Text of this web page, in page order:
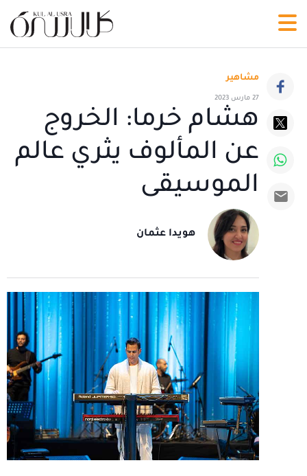
مشاهير
27 مارس 2023
هشام خرما: الخروج
عن المألوف يثري عالم
الموسيقى
هويدا عثمان